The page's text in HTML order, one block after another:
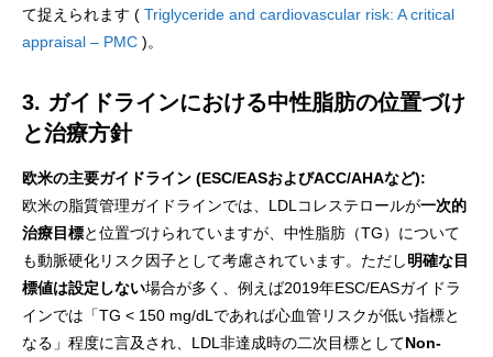
て捉えられます ( Triglyceride and cardiovascular risk: A critical
appraisal – PMC )。
3. ガイドラインにおける中性脂肪の位置づけ
と治療方針
欧米の主要ガイドライン (ESC/EASおよびACC/AHAなど):
欧米の脂質管理ガイドラインでは、LDLコレステロールが一次的
治療目標と位置づけられていますが、中性脂肪（TG）について
も動脈硬化リスク因子として考慮されています。ただし明確な目
標値は設定しない場合が多く、例えば2019年ESC/EASガイドラ
インでは「TG < 150 mg/dLであれば心血管リスクが低い指標と
なる」程度に言及され、LDL非達成時の二次目標としてNon-